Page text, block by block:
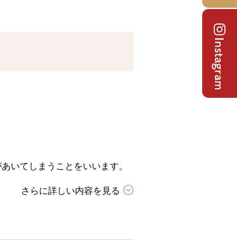
Instagram
いてしまうことをいいます。
さらに詳しい内容を見る